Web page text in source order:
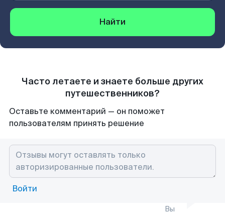
Найти
Часто летаете и знаете больше других
путешественников?
Оставьте комментарий — он поможет
пользователям принять решение
Войти
Вы